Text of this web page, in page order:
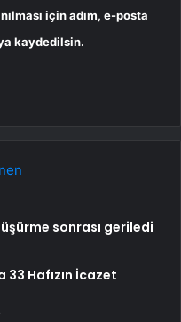
için adım, e-posta
kaydedilsin.
sonrası geriledi
33 Hafızın İcazet